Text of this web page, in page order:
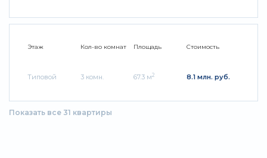
Этаж
Типовой
Кол-во комнат
3 комн.
Площадь
67.3 м2
Стоимость
8.1 млн. руб.
Показать все 31 квартиры